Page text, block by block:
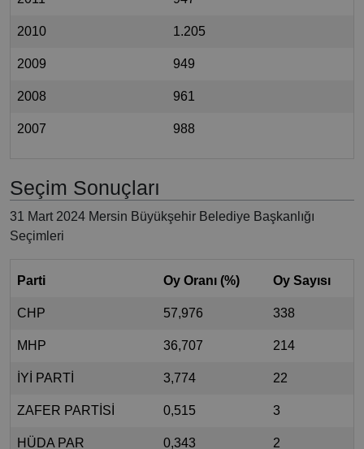
2010 1.205
2009 949
2008 961
2007 988
Seçim Sonuçları
31 Mart 2024 Mersin Büyükşehir Belediye Başkanlığı
Seçimleri
Parti Oy Oranı (%) Oy Sayısı
CHP 57,976 338
MHP 36,707 214
İYİ PARTİ 3,774 22
ZAFER PARTİSİ 0,515 3
HÜDA PAR 0,343 2